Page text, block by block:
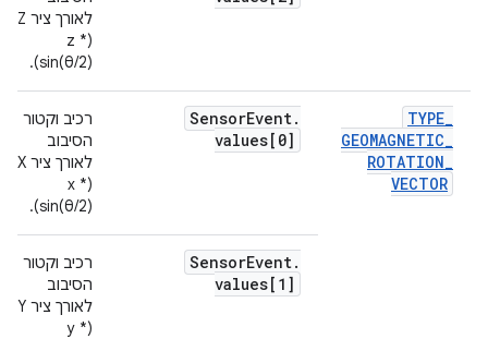
(z *
sin(θ/2)).
TYPE_
GEOMAGNETIC_
ROTATION_
VECTOR
SensorEvent.
values[0]
רכיב וקטור
הסיבוב
(x *
sin(θ/2)).
SensorEvent.
values[1]
רכיב וקטור
הסיבוב
(y *